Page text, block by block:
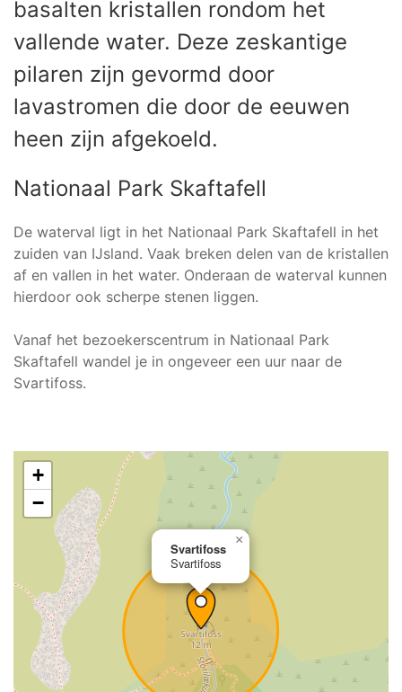
basalten kristallen rondom het
vallende water. Deze zeskantige
pilaren zijn gevormd door
lavastromen die door de eeuwen
heen zijn afgekoeld.
Nationaal Park Skaftafell
De waterval ligt in het Nationaal Park Skaftafell in het
zuiden van IJsland. Vaak breken delen van de kristallen
af en vallen in het water. Onderaan de waterval kunnen
hierdoor ook scherpe stenen liggen.
Vanaf het bezoekerscentrum in Nationaal Park
Skaftafell wandel je in ongeveer een uur naar de
Svartifoss.
Svartifoss
Svartifoss
×
+
−